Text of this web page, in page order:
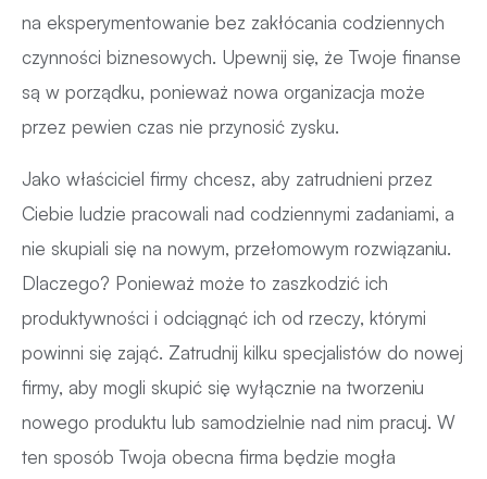
na eksperymentowanie bez zakłócania codziennych
czynności biznesowych. Upewnij się, że Twoje finanse
są w porządku, ponieważ nowa organizacja może
przez pewien czas nie przynosić zysku.
Jako właściciel firmy chcesz, aby zatrudnieni przez
Ciebie ludzie pracowali nad codziennymi zadaniami, a
nie skupiali się na nowym, przełomowym rozwiązaniu.
Dlaczego? Ponieważ może to zaszkodzić ich
produktywności i odciągnąć ich od rzeczy, którymi
powinni się zająć. Zatrudnij kilku specjalistów do nowej
firmy, aby mogli skupić się wyłącznie na tworzeniu
nowego produktu lub samodzielnie nad nim pracuj. W
ten sposób Twoja obecna firma będzie mogła